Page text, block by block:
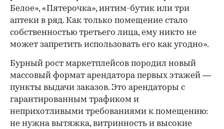
Белое», «Пятерочка», интим-бутик или три
аптеки в ряд. Как только помещение стало
собственностью третьего лица, ему никто не
может запретить использовать его как угодно».
Бурный рост маркетплейсов породил новый
массовый формат арендатора первых этажей —
пункты выдачи заказов. Это арендаторы с
гарантированным трафиком и
неприхотливыми требованиями к помещению:
не нужна вытяжка, витринность и высокие